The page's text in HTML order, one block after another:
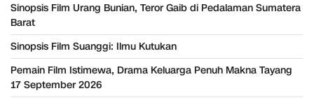
Sinopsis Film Urang Bunian, Teror Gaib di Pedalaman Sumatera
Barat
Sinopsis Film Suanggi: Ilmu Kutukan
Pemain Film Istimewa, Drama Keluarga Penuh Makna Tayang
17 September 2026